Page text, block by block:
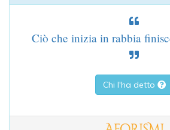
Ciò che inizia in rabbia
Chi l'ha detto